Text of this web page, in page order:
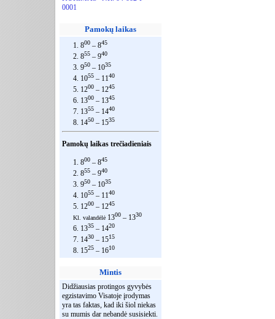
Pamokų laikas
1. 800 – 845
2. 855 – 940
3. 950 – 1035
4. 1055 – 1140
5. 1200 – 1245
6. 1300 – 1345
7. 1355 – 1440
8. 1450 – 1535
Pamokų laikas trečiadieniais
1. 800 – 845
2. 855 – 940
3. 950 – 1035
4. 1055 – 1140
5. 1200 – 1245
Kl. valandėlė 1300 – 1330
6. 1335 – 1420
7. 1430 – 1515
8. 1525 – 1610
Mintis
Didžiausias protingos gyvybės
egzistavimo Visatoje įrodymas
yra tas faktas, kad iki šiol niekas
su mumis dar nebandė susisiekti.